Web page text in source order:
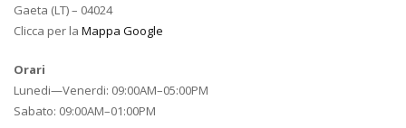
Gaeta (LT) – 04024
Clicca per la Mappa Google
Orari
Lunedi—Venerdi: 09:00AM–05:00PM
Sabato: 09:00AM–01:00PM